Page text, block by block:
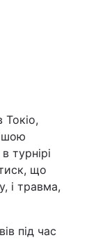
Токіо,
турнірі
що
і травма,
під час